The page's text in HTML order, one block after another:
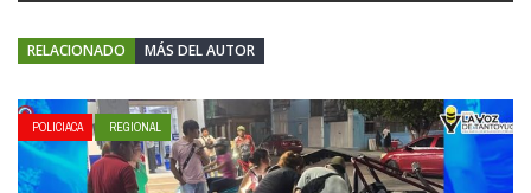
RELACIONADO MÁS DEL AUTOR
POLICIACA REGIONAL